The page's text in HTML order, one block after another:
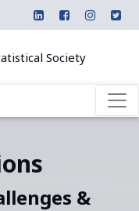
Society
&